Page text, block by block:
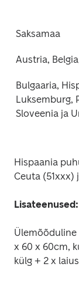
Saksamaa
Austria,
Bulgaaria,
Luksemburg,
Sloveenia ja
Hispaania
Ceuta (51xxx)
Lisateenused:
Ülemõõduline
x 60 x 60cm,
külg + 2 x